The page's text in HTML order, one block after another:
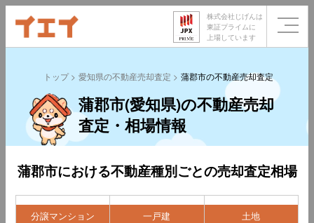
株式会社じげんは
東証プライムに
上場しています
トップ 愛知県の不動産売却査定 蒲郡市の不動産売却査定
蒲郡市(愛知県)の不動産売却
査定・相場情報
蒲郡市における不動産種別ごとの売却査定相場
分譲マンション 一戸建 土地